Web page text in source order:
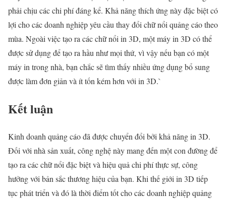
phải chịu các chi phí đáng kể. Khả năng thích ứng này đặc biệt có
lợi cho các doanh nghiệp yêu cầu thay đổi chữ nổi quảng cáo theo
mùa. Ngoài việc tạo ra các chữ nổi in 3D, một máy in 3D có thể
được sử dụng để tạo ra hầu như mọi thứ, vì vậy nếu bạn có một
máy in trong nhà, bạn chắc sẽ tìm thấy nhiều ứng dụng bổ sung
được làm đơn giản và ít tốn kém hơn với in 3D.`
Kết luận
Kinh doanh quảng cáo đã được chuyển đổi bởi khả năng in 3D.
Đối với nhà sản xuất, công nghệ này mang đến một con đường để
tạo ra các chữ nổi đặc biệt và hiệu quả chi phí thực sự, công
hưởng với bản sắc thương hiệu của bạn. Khi thế giới in 3D tiếp
tục phát triển và đó là thời điểm tốt cho các doanh nghiệp quảng